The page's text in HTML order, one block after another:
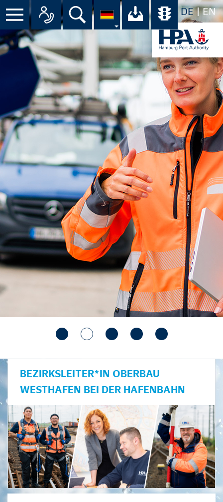
DE EN
Suche Ihr Download-
BEZIRKSLEITER*IN OBERBAU
WESTHAFEN BEI DER HAFENBAHN